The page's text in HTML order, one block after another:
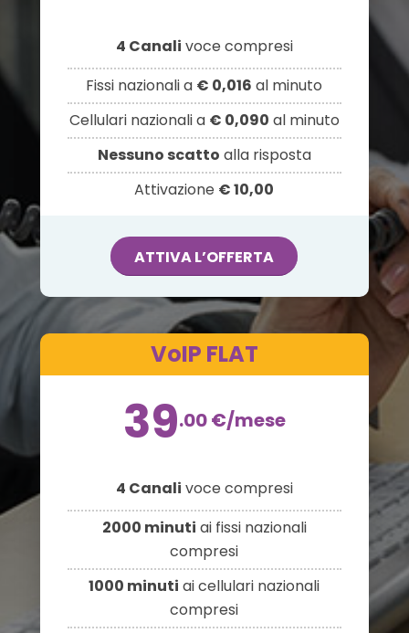
4 Canali voce compresi
Fissi nazionali a € 0,016 al minuto
Cellulari nazionali a € 0,090 al minuto
Nessuno scatto alla risposta
Attivazione € 10,00
ATTIVA L’OFFERTA
VoIP FLAT
39.00€/mese
4 Canali voce compresi
2000 minuti ai fissi nazionali
compresi
1000 minuti ai cellulari nazionali
compresi